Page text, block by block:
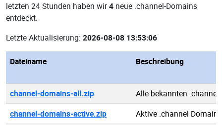
letzten 24 Stunden haben wir4 neue .channel-Domains
entdeckt.
Letzte Aktualisierung: 2026-08-08 13:53:06
Dateiname Beschreibung
channel-domains-all.zip
Alle bekannten .channel
channel-domains-active.zip
Aktive .channel Domains